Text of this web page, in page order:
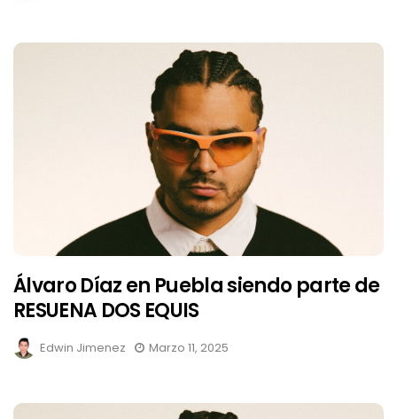
Álvaro Díaz en Puebla siendo parte de
RESUENA DOS EQUIS
Edwin Jimenez Marzo 11, 2025